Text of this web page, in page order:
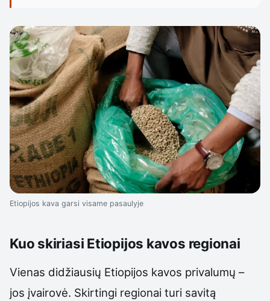
Etiopijos kava garsi visame pasaulyje
Kuo skiriasi Etiopijos kavos regionai
Vienas didžiausių Etiopijos kavos privalumų –
jos įvairovė. Skirtingi regionai turi savitą